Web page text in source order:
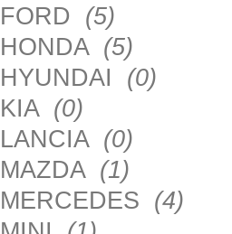
FORD (5)
HONDA (5)
HYUNDAI (0)
KIA (0)
LANCIA (0)
MAZDA (1)
MERCEDES (4)